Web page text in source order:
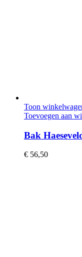
Toon
Toevoegen aan
Bak
€ 56,50